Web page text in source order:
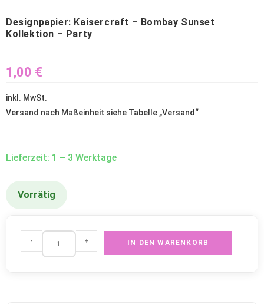
Designpapier: Kaisercraft – Bombay Sunset
Kollektion – Party
1,00 €
inkl. MwSt.
Versand nach Maßeinheit siehe Tabelle „Versand “
Lieferzeit: 1 – 3 Werktage
Vorrätig
- + IN DEN WARENKORB